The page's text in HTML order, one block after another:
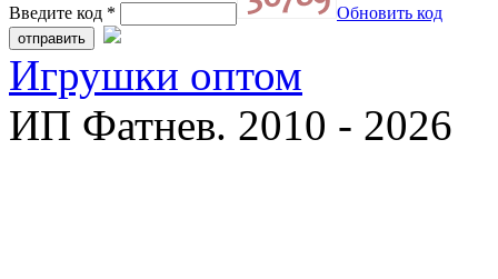
Введите код * Обновить код
Игрушки оптом
ИП Фатнев. 2010 - 2026